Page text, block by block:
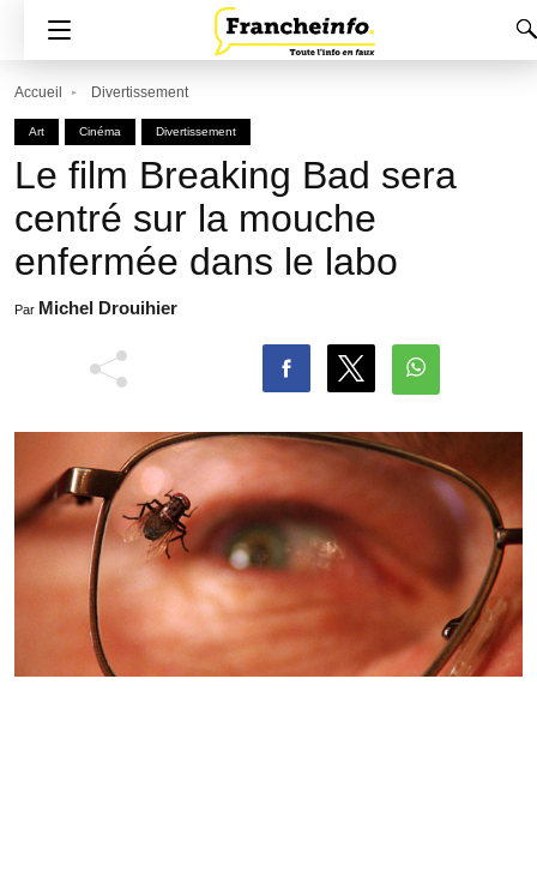
Accueil Divertissement
Art Cinéma Divertissement
Le film Breaking Bad sera
centré sur la mouche
enfermée dans le labo
Par Michel Drouihier